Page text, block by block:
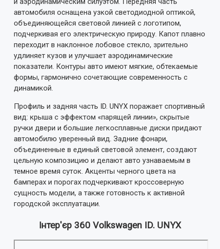
автомобиля оснащена узкой светодиодной оптикой,
объединяющейся световой линией с логотипом,
подчеркивая его электрическую природу. Капот плавно
переходит в наклонное лобовое стекло, зрительно
удлиняет кузов и улучшает аэродинамические
показатели. Контуры авто имеют мягкие, обтекаемые
формы, гармонично сочетающие современность с
динамикой.
Профиль и задняя часть ID. UNYX поражает спортивный
вид: крыша с эффектом «парящей линии», скрытые
ручки двери и большие легкосплавные диски придают
автомобилю уверенный вид. Задние фонари,
объединенные в единый световой элемент, создают
цельную композицию и делают авто узнаваемым в
темное время суток. Акценты черного цвета на
бамперах и порогах подчеркивают кроссоверную
сущность модели, а также готовность к активной
городской эксплуатации.
Інтер'єр 360 Volkswagen ID. UNYX